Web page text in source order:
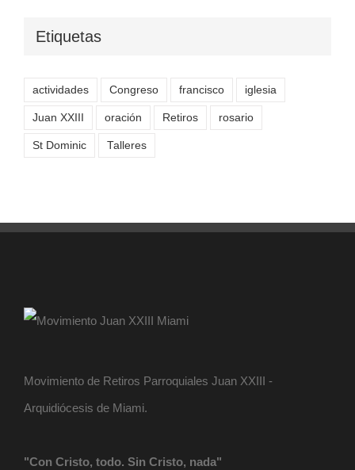
Etiquetas
actividades Congreso francisco iglesia
Juan XXIII oración Retiros rosario
St Dominic Talleres
Movimiento de Retiros Parroquiales Juan XXIII -
Arquidiócesis de Miami.
"Con Cristo, todo. Sin Cristo, nada"